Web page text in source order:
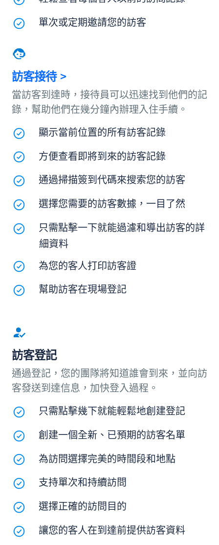
單次或定期邀請您的訪客
訪客接待 >
當訪客到達時，接待員可以迅速找到他們的記
錄，幫助他們在幾分鐘內辦理入住手續。
顯示當前位置的所有訪客記錄
方便查看即將到來的訪客記錄
通過掃描簽到代碼來搜索您的訪客
選擇您需要的訪客數據，一目了然
只需點擊一下就能過濾和導出訪客的詳
細資料
為您的客人打印訪客證
幫助訪客在現場登記
訪客登記
通過登記，您的團隊將知道誰會到來，並向訪
客發送到達信息，加快登入過程。
只需點擊幾下就能輕鬆地創建登記
創建一個全新、已預期的訪客名單
為訪問選擇完美的時間段和地點
支持單次和持續訪問
選擇正確的訪問目的
讓您的客人在到達前提供訪客資料